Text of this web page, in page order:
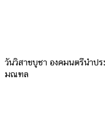
วันวิสาขบูชา องคมนตรีนำป
มณฑล